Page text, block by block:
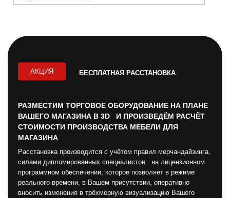
АКЦИЯ БЕСПЛАТНАЯ РАССТАНОВКА
РАЗМЕСТИМ ТОРГОВОЕ ОБОРУДОВАНИЕ НА ПЛАНЕ
ВАШЕГО МАГАЗИНА В 3D И ПРОИЗВЕДЁМ РАСЧЁТ
СТОИМОСТИ ПРОИЗВОДСТВА МЕБЕЛИ ДЛЯ
МАГАЗИНА
Расстановка производится с учётом правил мерчандайзинга,
силами дипломированных специалистов на лицензионном
программном обеспечении, которое позволяет в режиме
реального времени, в Вашем присутствии, оперативно
вносить изменения в трёхмерную визуализацию Вашего